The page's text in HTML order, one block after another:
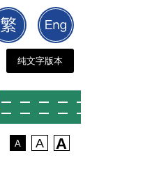
纯文字版本
A A A